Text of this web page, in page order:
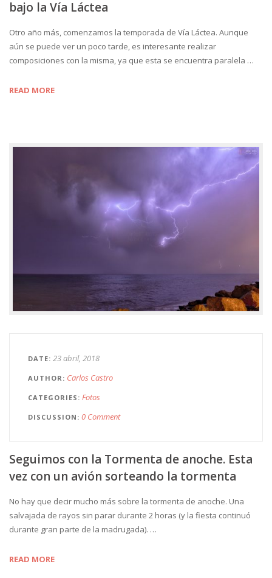
bajo la Vía Láctea
Otro año más, comenzamos la temporada de Vía Láctea. Aunque
aún se puede ver un poco tarde, es interesante realizar
composiciones con la misma, ya que esta se encuentra paralela …
READ MORE
DATE 23 abril, 2018
AUTHOR Carlos Castro
CATEGORIES Fotos
DISCUSSION 0 Comment
Seguimos con la Tormenta de anoche. Esta
vez con un avión sorteando la tormenta
No hay que decir mucho más sobre la tormenta de anoche. Una
salvajada de rayos sin parar durante 2 horas (y la fiesta continuó
durante gran parte de la madrugada). …
READ MORE